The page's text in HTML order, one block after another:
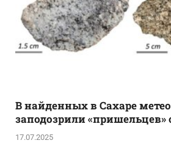
В найденных в Сахаре
заподозрили
17.07.2025